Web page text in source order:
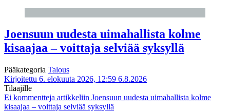
Joensuun uudesta uimahallista kolme
kisaajaa – voittaja selviää syksyllä
Pääkategoria Talous
Kirjoitettu 6. elokuuta 2026, 12:59 6.8.2026
Tilaajille
Ei kommentteja artikkeliin Joensuun uudesta uimahallista kolme
kisaajaa – voittaja selviää syksyllä